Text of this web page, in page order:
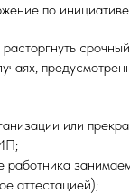
по инициативе
или
работника
аттестацией);